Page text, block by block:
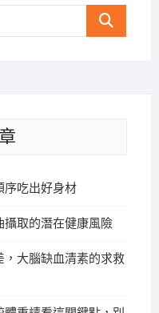
Search
序吃出好身材
取的潛在健康風險
大腦缺血清素的求救